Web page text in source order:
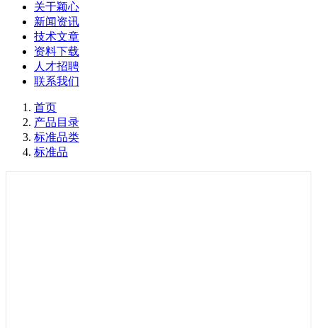
关于颖心
新闻资讯
技术文章
资料下载
人才招聘
联系我们
首页
产品目录
标准品类
标准品